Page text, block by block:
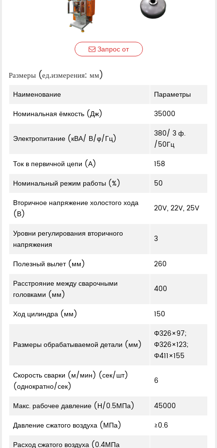
Запрос от
Размеры (ед.измерения: мм)
Наименование
Параметры
Номинальная ёмкость (Дж)
35000
Электропитание (кВА/ В/φ/Гц)
380/ 3 ф.
/50Гц
Ток в первичной цепи (А)
158
Номинальный режим работы (%)
50
Вторичное напряжение холостого хода
(В)
20V, 22V, 25V
Уровни регулирования вторичного
напряжения
3
Полезный вылет (мм)
260
Расстрояние между сварочными
головками (мм)
400
Ход цилиндра (мм) 150
Размеры обрабатываемой детали (мм)
Φ326×97;
Φ326×123;
Φ411×155
Скорость сварки (м/мин) (сек/шт)
(однократно/сек)
6
Макс. рабочее давление (Н/0.5МПа)
45000
Давление сжатого воздуха (МПа)
≥0.6
Расход сжатого воздуха (0.4МПа